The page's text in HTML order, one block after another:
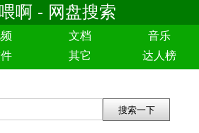
啊 - 网盘搜索
文档
音乐
其它 达人榜